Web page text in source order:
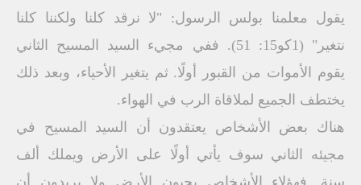
يقول معلمنا بولس الرسول: "لا نرقد كلنا ولكننا كلنا
نتغير" (1كو15: 51). ففي مجيء السيد المسيح الثاني
يقوم الأموات من القبور أولًا. ثم يتغير الأحياء، وبعد ذلك
يختطف الجميع لملاقاة الرب في الهواء.
هناك بعض الأشخاص يعتقدون أن السيد المسيح في
مجيئه الثاني سوف يأتي أولًا على الأرض ويملك ألف